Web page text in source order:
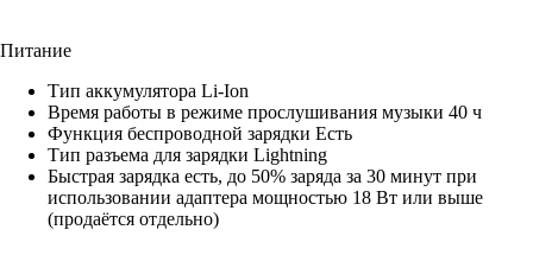
Питание
Тип аккумулятора Li-Ion
Время работы в режиме прослушивания музыки 40 ч
Функция беспроводной зарядки Есть
Тип разъема для зарядки Lightning
Быстрая зарядка есть, до 50% заряда за 30 минут при
использовании адаптера мощностью 18 Вт или выше
(продаётся отдельно)